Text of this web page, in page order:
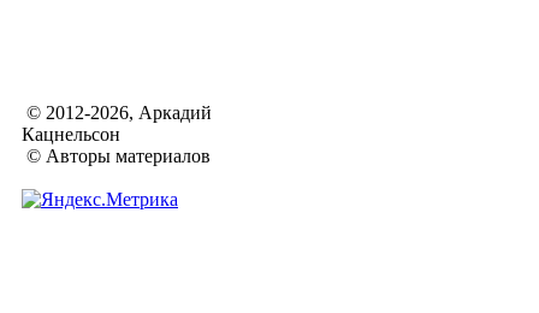
© 2012-2026, Аркадий
Кацнельсон
© Авторы материалов